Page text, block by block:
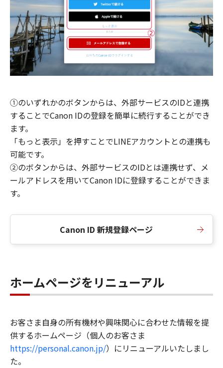
①のいずれかのボタンからは、外部サービスのIDと連携
することでCanon IDの登録を簡単に続行することができ
ます。
「もっと表示」を押すことでLINEアカウントとの連携も
可能です。
②のボタンからは、外部サービスのIDとは連携せず、メ
ールアドレスを用いてCanon IDに登録することができま
す。
Canon ID 新規登録ページ
ホームページをリニューアル
お客さま自身の所有機材や興味関心に合わせた情報を提
供するホームページ（個人のお客さま
https://personal.canon.jp/）にリニューアルいたしまし
た。